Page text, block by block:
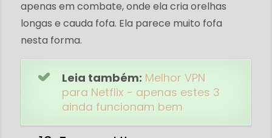
apenas em combate, onde ela cria orelhas
longas e cauda fofa. Ela parece muito fofa
nesta forma.
Leia também: Melhor VPN
para Netflix - apenas estes 3
ainda funcionam bem